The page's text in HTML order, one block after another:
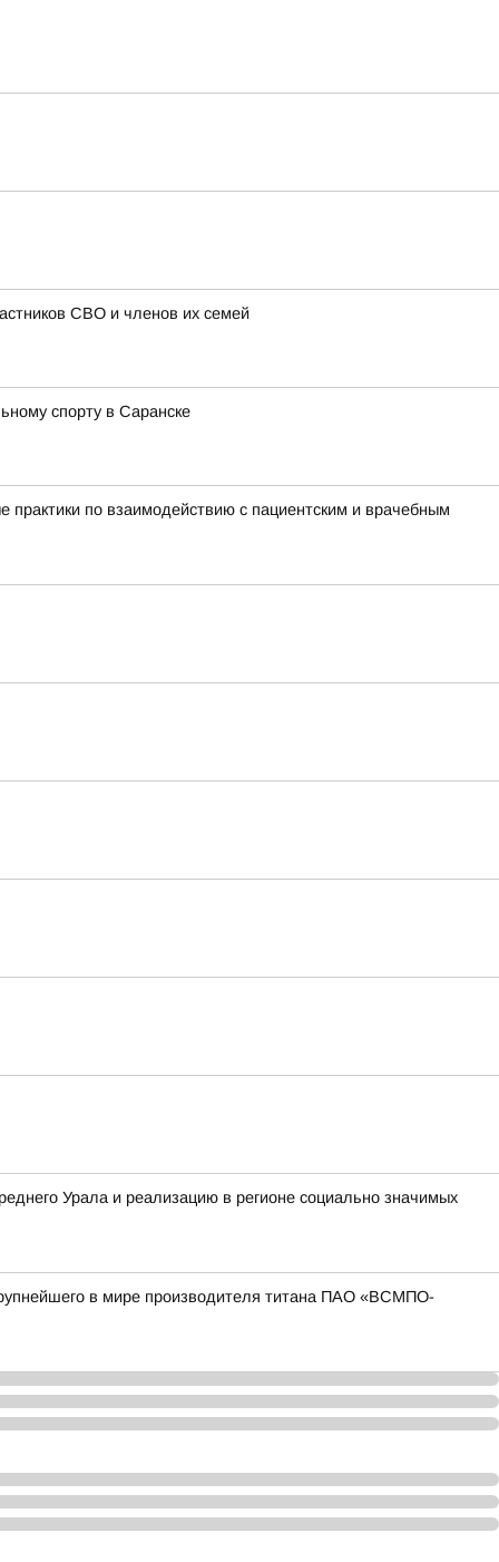
СВО и членов их семей
спорту в Саранске
по взаимодействию с пациентским и врачебным
Урала и реализацию в регионе социально значимых
в мире производителя титана ПАО «ВСМПО-